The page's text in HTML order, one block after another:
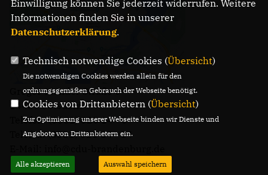
NEWSLETTER ABONNIEREN
PROGRAMME
WICHTIGE BESCHLÜSSE DER CDU BRANDENBURG
75 JAHRE CDU BRANDENBURG
PRESSE
Mitglied werden
Gregor-Mendel-Straße 3
14469 Potsdam
Telefon: (0331) 620 14 - 0
Telefax: (0331) 620 14 - 14
Einwilligung können Sie jederzeit widerrufen. Weitere
Informationen finden Sie in unserer
Datenschutzerklärung.
Technisch notwendige Cookies (Übersicht)
Die notwendigen Cookies werden allein für den
ordnungsgemäßen Gebrauch der Webseite benötigt.
Cookies von Drittanbietern (Übersicht)
Zur Optimierung unserer Webseite binden wir Dienste und
Angebote von Drittanbietern ein.
Alle akzeptieren Auswahl speichern